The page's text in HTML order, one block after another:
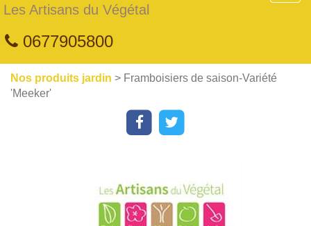
Les Artisans du Végétal
0677905800
Nos produits jardin > Framboisiers de saison-Variété
'Meeker'